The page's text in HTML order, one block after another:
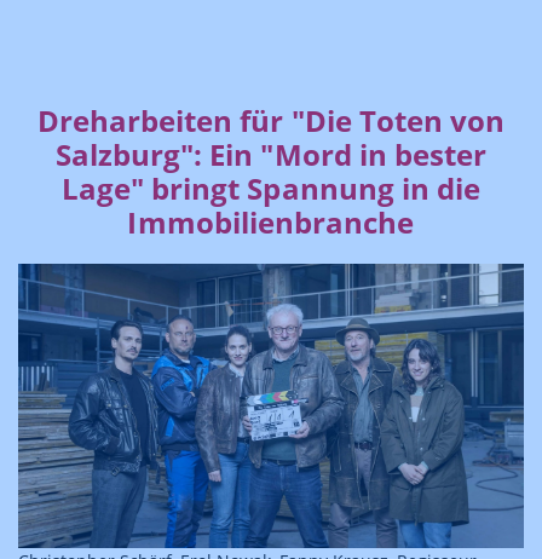
Dreharbeiten für "Die Toten von
Salzburg": Ein "Mord in bester
Lage" bringt Spannung in die
Immobilienbranche